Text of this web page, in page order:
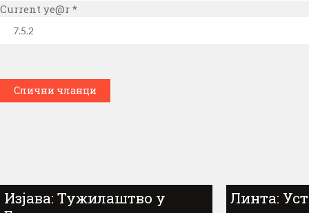
Current ye@r *
Слични чланци
Изјава: Тужилаштво у
Линта: